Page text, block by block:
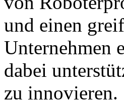
und einen
Unternehmen
dabei
zu innovieren.